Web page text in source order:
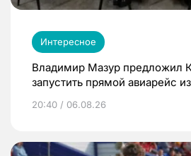
Интересное
Владимир Мазур предложил
запустить прямой авиарейс
20:40 / 06.08.26